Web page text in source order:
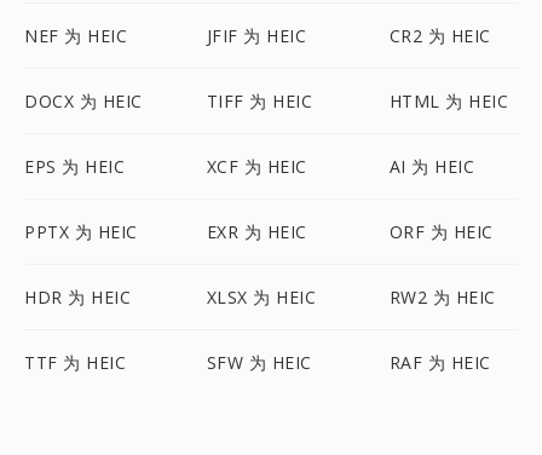
NEF 为 HEIC JFIF 为 HEIC CR2 为 HEIC
DOCX 为 HEIC TIFF 为 HEIC HTML 为 HEIC
EPS 为 HEIC XCF 为 HEIC AI 为 HEIC
PPTX 为 HEIC EXR 为 HEIC ORF 为 HEIC
HDR 为 HEIC XLSX 为 HEIC RW2 为 HEIC
TTF 为 HEIC SFW 为 HEIC RAF 为 HEIC